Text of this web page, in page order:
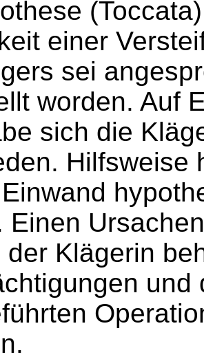
einer
sei
worden. Auf
sich die
Hilfsweise
Einen
der Klägerin
und